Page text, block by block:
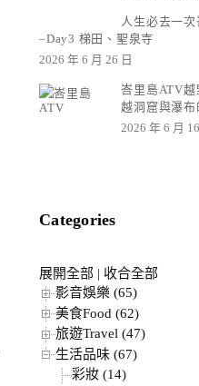
人生必去一
–Day3 梯田、聖泉寺
2026 年 6 月 26 日
峇里島ATV越
越洞窟與瀑布
2026 年 6 月
Categories
展開全部 | 收合全部
影音娛樂 (65)
美食Food (62)
旅遊Travel (47)
生活品味 (67)
彩妝 (14)